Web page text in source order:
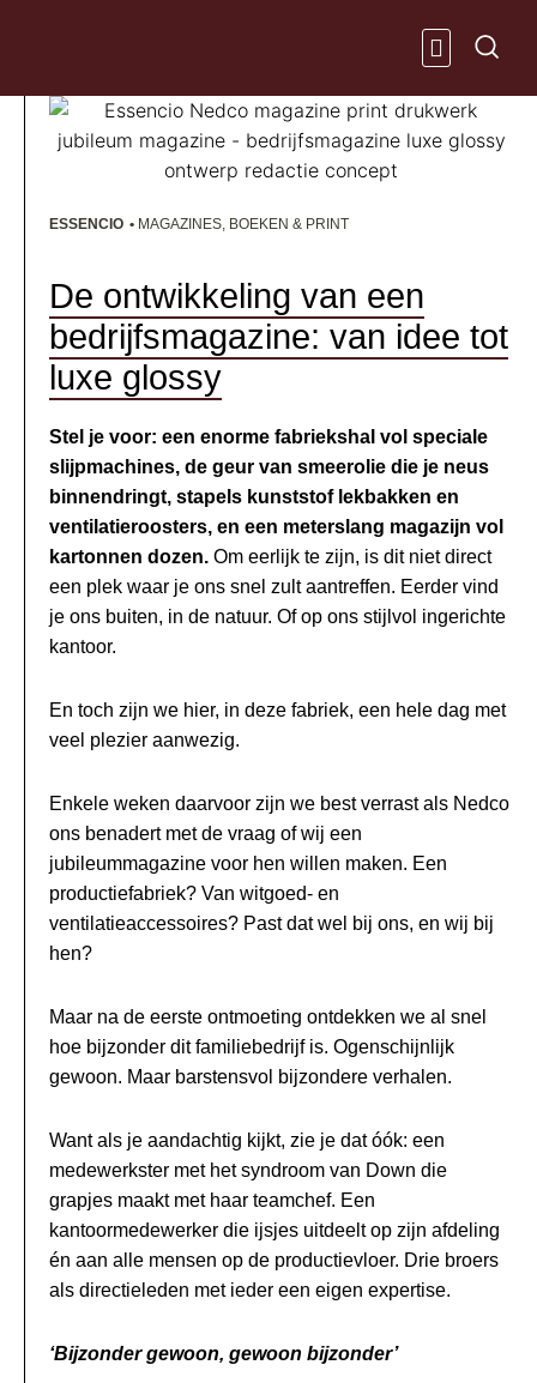
inhoud
ESSENCIO • MAGAZINES, BOEKEN & PRINT
De ontwikkeling van een
bedrijfsmagazine: van idee tot
luxe glossy
Stel je voor: een enorme fabriekshal vol speciale
slijpmachines, de geur van smeerolie die je neus
binnendringt, stapels kunststof lekbakken en
ventilatieroosters, en een meterslang magazijn vol
kartonnen dozen. Om eerlijk te zijn, is dit niet direct
een plek waar je ons snel zult aantreffen. Eerder vind
je ons buiten, in de natuur. Of op ons stijlvol ingerichte
kantoor.
En toch zijn we hier, in deze fabriek, een hele dag met
veel plezier aanwezig.
Enkele weken daarvoor zijn we best verrast als Nedco
ons benadert met de vraag of wij een
jubileummagazine voor hen willen maken. Een
productiefabriek? Van witgoed- en
ventilatieaccessoires? Past dat wel bij ons, en wij bij
hen?
Maar na de eerste ontmoeting ontdekken we al snel
hoe bijzonder dit familiebedrijf is. Ogenschijnlijk
gewoon. Maar barstensvol bijzondere verhalen.
Want als je aandachtig kijkt, zie je dat óók: een
medewerkster met het syndroom van Down die
grapjes maakt met haar teamchef. Een
kantoormedewerker die ijsjes uitdeelt op zijn afdeling
én aan alle mensen op de productievloer. Drie broers
als directieleden met ieder een eigen expertise.
‘Bijzonder gewoon, gewoon bijzonder’